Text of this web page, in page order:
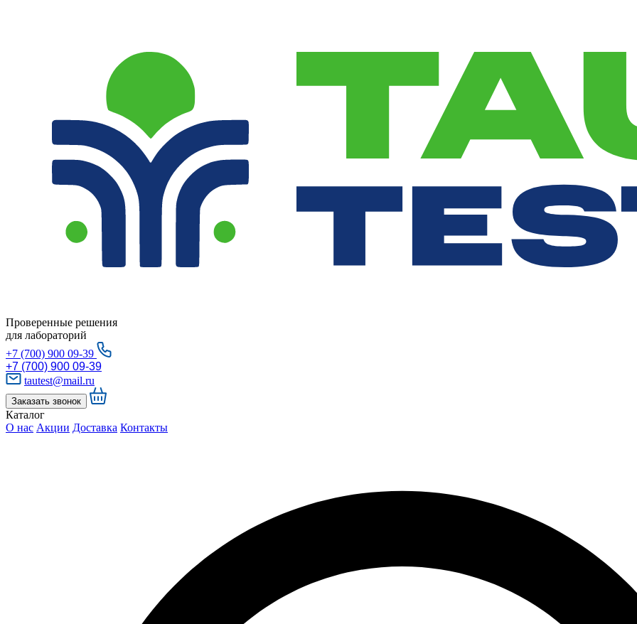
Проверенные решения
для лабораторий
+7 (700) 900 09-39
+7 (700) 900 09-39
tautest@mail.ru
Заказать звонок
Каталог
О нас Акции Доставка Контакты